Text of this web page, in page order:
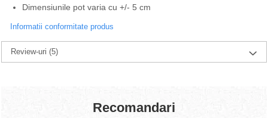
Dimensiunile pot varia cu +/- 5 cm
Informatii conformitate produs
Review-uri(5)
Recomandari